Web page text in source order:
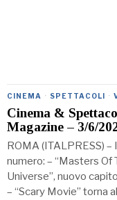
CINEMA · SPETTACOLI ·
Cinema &
Magazine – 3/6/
ROMA (ITALPRESS) –
numero: – “Masters Of
Universe”, nuovo
– “Scary Movie” torna